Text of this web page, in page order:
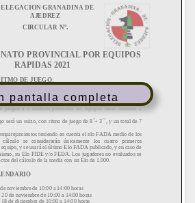
pantalla completa